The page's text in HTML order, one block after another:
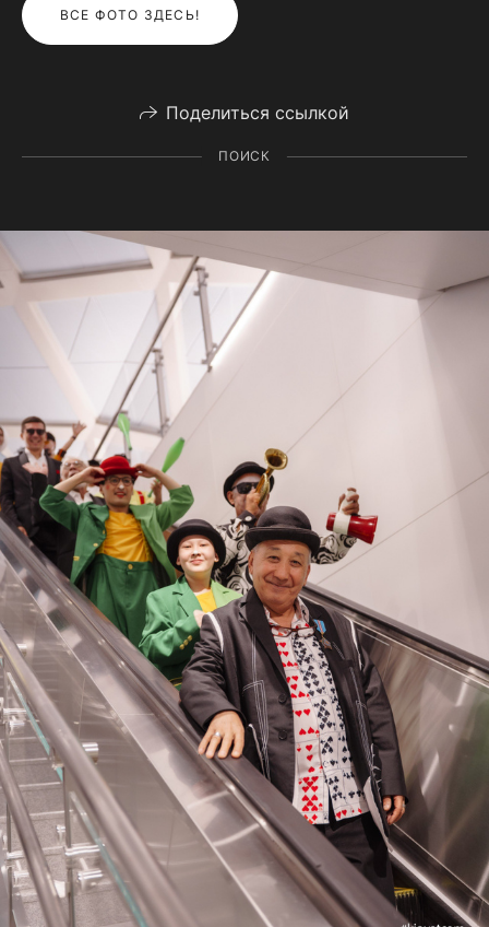
ВСЕ ФОТО ЗДЕСЬ!
Поделиться ссылкой
ПОИСК